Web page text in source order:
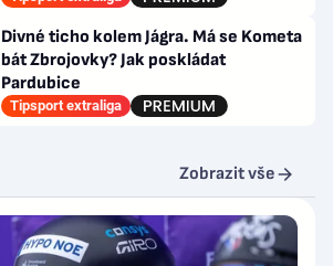
Divné ticho kolem Jágra. Má se Kometa
bát Zbrojovky? Jak poskládat
Pardubice
Tipsport extraliga
Zobrazit vše